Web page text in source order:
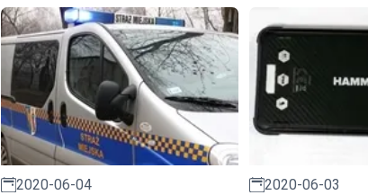
2020-06-04
2020-06-03